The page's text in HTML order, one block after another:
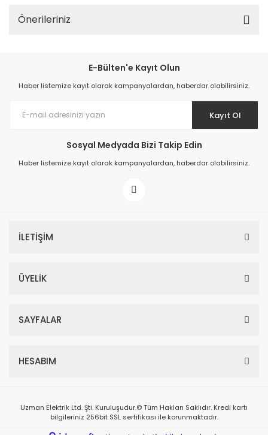
Önerileriniz
E-Bülten'e Kayıt Olun
Haber listemize kayıt olarak kampanyalardan, haberdar olabilirsiniz.
Kayıt Ol
Sosyal Medyada Bizi Takip Edin
Haber listemize kayıt olarak kampanyalardan, haberdar olabilirsiniz.
İLETİŞİM
ÜYELİK
SAYFALAR
HESABIM
Uzman Elektrik Ltd. Şti. Kuruluşudur.© Tüm Hakları Saklıdır. Kredi kartı
bilgileriniz 256bit SSL sertifikası ile korunmaktadır.